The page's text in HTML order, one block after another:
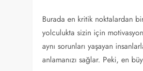
Burada en kritik noktalardan
yolculukta sizin için
aynı sorunları yaşayan
anlamanızı sağlar. Peki, en